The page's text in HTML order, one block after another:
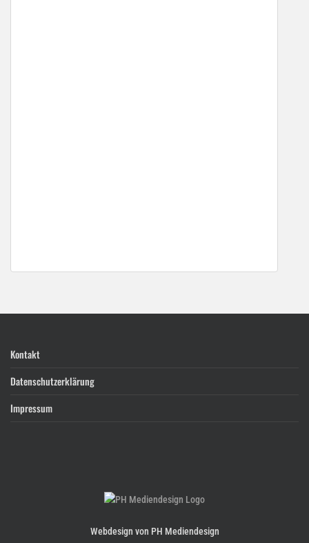
Kontakt
Datenschutzerklärung
Impressum
Webdesign von PH Mediendesign